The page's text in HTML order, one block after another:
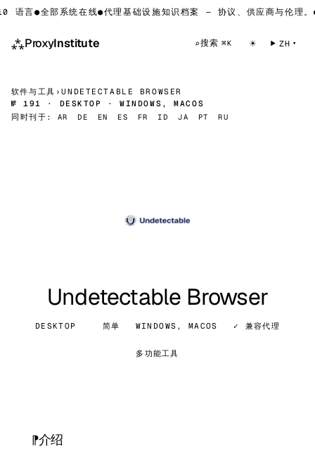
语言●全部系统在线●代理基础设施知识档案 — 协议、供应商与伦理。
⁂ProxyInstitute ⌕搜索 ⌘K ☀ ZH
软件与工具 ›UNDETECTABLE BROWSER
№ 191 · DESKTOP · WINDOWS, MACOS
同时刊于:
AR DE EN ES FR ID JA PT RU
Undetectable Browser
DESKTOP 简单 WINDOWS, MACOS ✓ 兼容代理
多功能工具
介绍